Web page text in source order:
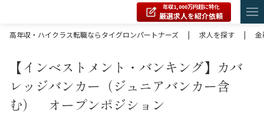
年収1,000万円超に特化
厳選求人を紹介依頼
高年収・ハイクラス転職ならタイグロンパートナーズ
| 求人を探す | 金
【インベストメント・バンキング】カバ
レッジバンカー（ジュニアバンカー含
む） オープンポジション